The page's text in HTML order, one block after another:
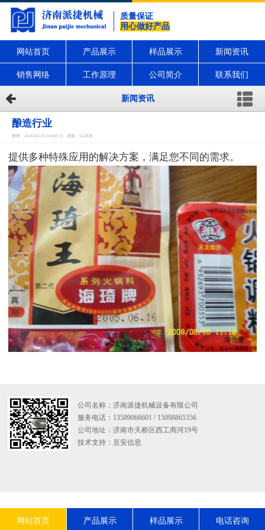
质量保证
用心做好产品
网站首页 产品展示 样品展示 新闻资讯
销售网络 工作原理 公司简介 联系我们
新闻资讯
酿造行业
时间：2020-02-23 10:08:11 浏览：5528次
提供多种特殊应用的解决方案，满足您不同的需求。
公司名称：济南派捷机械设备有限公司
服务电话：13589066601 / 15098865356
公司地址：济南市天桥区西工商河19号
技术支持： 亘安信息
网站首页 产品展示 样品展示 电话咨询